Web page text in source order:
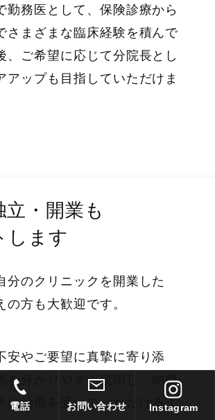
勤務医として、保険診療から
さまざまな臨床経験を積んで
、ご希望に応じて分院長とし
アップも目指していただけま
・開業も
します
分のクリニックを開業した
の方も大歓迎です。
安やご要望に真摯に寄り添
を分かりやすく説明し、納得
に治療を受けていただけるよ
電話 お問い合わせ Instagram